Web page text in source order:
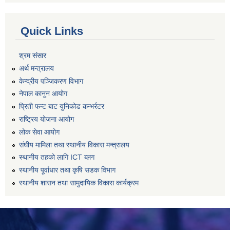
Quick Links
श्रम संसार
अर्थ मन्त्रालय
केन्द्रीय पञ्जिकरण विभाग
नेपाल कानुन आयोग
प्रिती फन्ट बाट युनिकोड कन्भर्रटर
राष्ट्रिय योजना आयोग
लोक सेवा आयोग
संघीय मामिला तथा स्थानीय विकास मन्त्रालय
स्थानीय तहको लागि ICT ब्लग
स्थानीय पूर्वाधार तथा कृषि सडक विभाग
स्थानीय शासन तथा सामुदायिक विकास कार्यक्रम